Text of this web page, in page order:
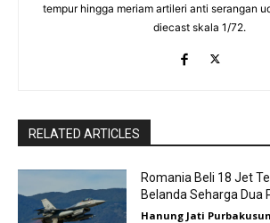
tempur hingga meriam artileri anti serangan
diecast skala 1/72.
RELATED ARTICLES
Romania Beli 18 Jet
Belanda Seharga Dua
Hanung Jati